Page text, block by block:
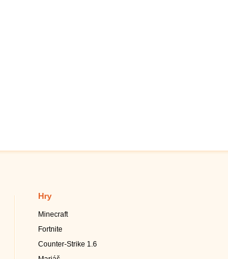
Hry
Minecraft
Fortnite
Counter-Strike 1.6